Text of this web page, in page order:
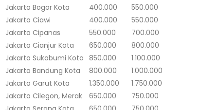
Jakarta Bogor Kota 400.000
550.000
Jakarta Ciawi 400.000
550.000
Jakarta Cipanas 550.000
700.000
Jakarta Cianjur Kota 650.000
800.000
Jakarta Sukabumi Kota 850.000
1.100.000
Jakarta Bandung Kota 800.000
1.000.000
Jakarta Garut Kota 1.350.000
1.750.000
Jakarta Cilegon, Merak 650.000
750.000